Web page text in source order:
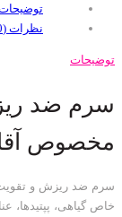
نظرات (0)
توضیحات
سرم ضد
مخصوص
سرم ضد ریزش و تقویت
خاص گیاهی، پپتیدها،